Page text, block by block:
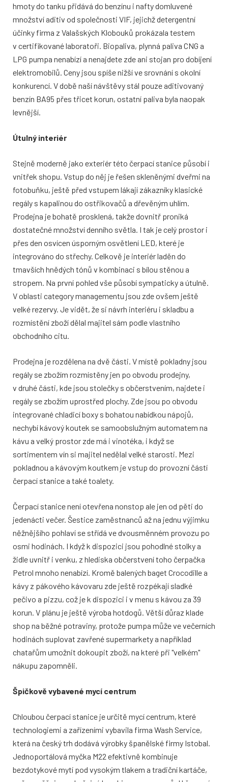
hmoty do tanku přidává do benzínu i nafty domluvené
množství aditiv od společnosti VIF, jejichž detergentní
účinky firma z Valašských Klobouků prokázala testem
v certifikované laboratoři. Biopaliva, plynná paliva CNG a
LPG pumpa nenabízí a nenajdete zde ani stojan pro dobíjení
elektromobilů. Ceny jsou spíše nižší ve srovnání s okolní
konkurencí. V době naší návštěvy stál pouze aditivovaný
benzín BA95 přes třicet korun, ostatní paliva byla naopak
levnější.
Útulný interiér
Stejně moderně jako exteriér této čerpací stanice působí i
vnitřek shopu. Vstup do něj je řešen skleněnými dveřmi na
fotobuňku, ještě před vstupem lákají zákazníky klasické
regály s kapalinou do ostřikovačů a dřevěným uhlím.
Prodejna je bohatě prosklená, takže dovnitř proniká
dostatečné množství denního světla. I tak je celý prostor i
přes den osvícen úsporným osvětlení LED, které je
integrováno do střechy. Celkově je interiér laděn do
tmavších hnědých tónů v kombinaci s bílou stěnou a
stropem. Na první pohled vše působí sympaticky a útulně.
V oblasti category managementu jsou zde ovšem ještě
velké rezervy. Je vidět, že si návrh interiéru i skladbu a
rozmístění zboží dělal majitel sám podle vlastního
obchodního citu.
Prodejna je rozdělena na dvě části. V místě pokladny jsou
regály se zbožím rozmístěny jen po obvodu prodejny,
v druhé části, kde jsou stolečky s občerstvením, najdete i
regály se zbožím uprostřed plochy. Zde jsou po obvodu
integrované chladicí boxy s bohatou nabídkou nápojů,
nechybí kávový koutek se samoobslužným automatem na
kávu a velký prostor zde má i vinotéka, i když se
sortimentem vín si majitel nedělal velké starosti. Mezi
pokladnou a kávovým koutkem je vstup do provozní částí
čerpací stanice a také toalety.
Čerpací stanice není otevřena nonstop ale jen od pěti do
jedenácti večer. Šestice zaměstnanců až na jednu výjimku
něžnějšího pohlaví se střídá ve dvousměnném provozu po
osmi hodinách. I když k dispozici jsou pohodlné stolky a
židle uvnitř i venku, z hlediska občerstvení toho čerpačka
Petrol mnoho nenabízí. Kromě balených baget Crocodille a
kávy z pákového kávovaru zde ještě rozpékají sladké
pečivo a pizzu, což je k dispozici i v menu s kávou za 39
korun. V plánu je ještě výroba hotdogů. Větší důraz klade
shop na běžné potraviny, protože pumpa může ve večerních
hodinách suplovat zavřené supermarkety a například
chatařům umožnit dokoupit zboží, na které při "velkém"
nákupu zapomněli.
Špičkově vybavené mycí centrum
Chloubou čerpací stanice je určitě mycí centrum, které
technologiemi a zařízeními vybavila firma Wash Service,
která na český trh dodává výrobky španělské firmy Istobal.
Jednoportálová myčka M22 efektivně kombinuje
bezdotykové mytí pod vysokým tlakem a tradiční kartáče,